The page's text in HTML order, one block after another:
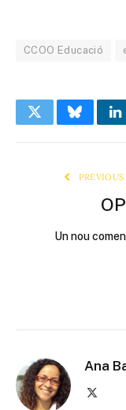
CCOO Educació
TwitterBluesky
Un nou
Ana